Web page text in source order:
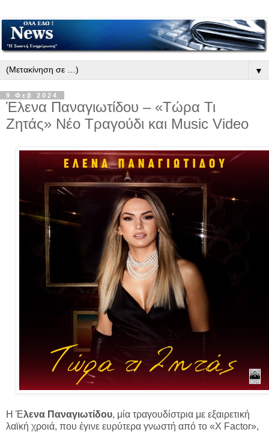
▼
9 Φεβ 2024
Έλενα Παναγιωτίδου – «Τώρα Τι
Ζητάς» Νέο Tραγούδι και Music Video
Η Έλενα Παναγιωτίδου, μία τραγουδίστρια με εξαιρετική
λαϊκή χροιά, που έγινε ευρύτερα γνωστή από το «X Factor»,